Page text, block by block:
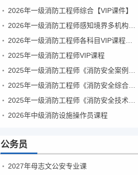
2026年一级消防工程师综合【VIP课件】
2025年一级消防工程师VIP课程
2026年中级消防设施操作员课程
公务员
2027年母志文公安专业课